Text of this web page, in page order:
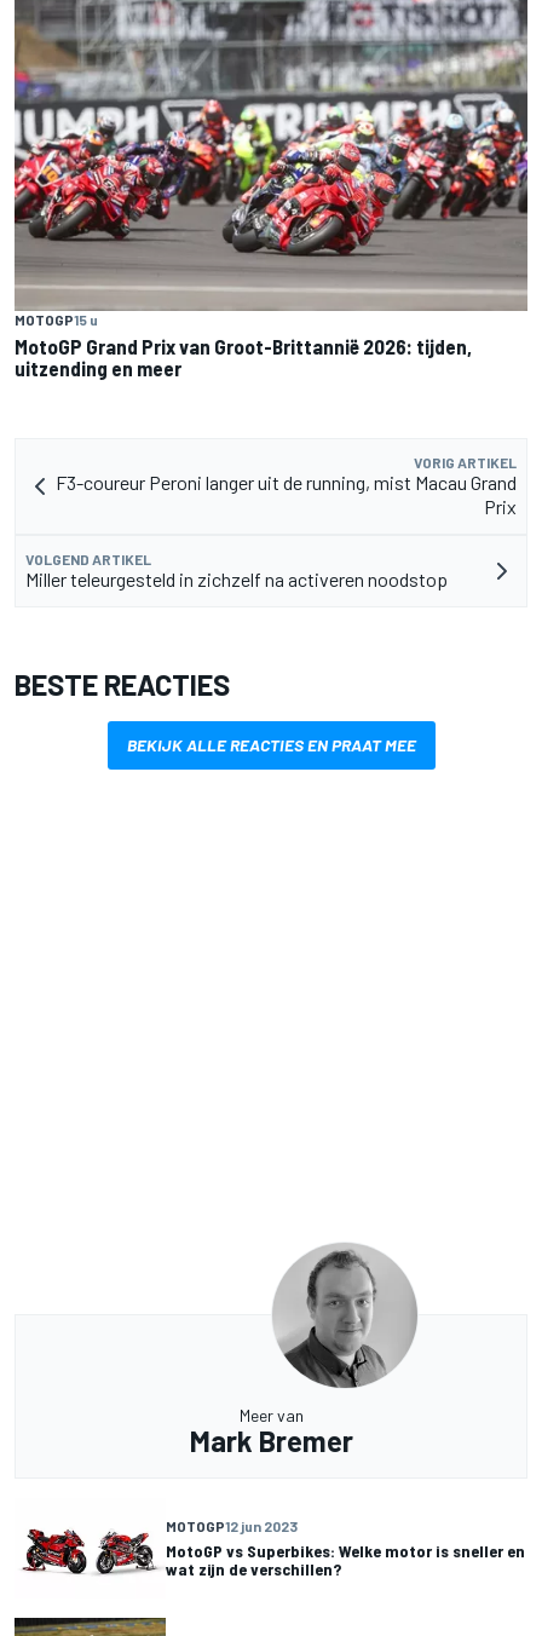
MOTOGP15 u
MotoGP Grand Prix van Groot-Brittannië 2026: tijden,
uitzending en meer
VORIG ARTIKEL
F3-coureur Peroni langer uit de running, mist Macau Grand
Prix
VOLGEND ARTIKEL
Miller teleurgesteld in zichzelf na activeren noodstop
BESTE REACTIES
BEKIJK ALLE REACTIES EN PRAAT MEE
Meer van
Mark Bremer
MOTOGP12 jun 2023
MotoGP vs Superbikes: Welke motor is sneller en
wat zijn de verschillen?